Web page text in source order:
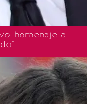
homenaje a